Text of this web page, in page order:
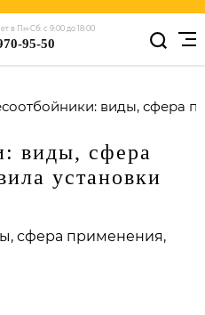
в Пн-Сб: с 9:00 до 18:00
95-50
виды, сфера
виды, сфера
установки